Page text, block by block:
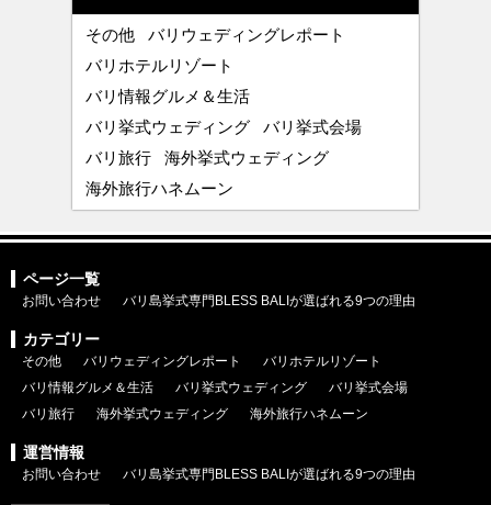
その他
バリウェディングレポート
バリホテルリゾート
バリ情報グルメ＆生活
バリ挙式ウェディング
バリ挙式会場
バリ旅行
海外挙式ウェディング
海外旅行ハネムーン
ページ一覧
お問い合わせ バリ島挙式専門BLESS BALIが選ばれる9つの理由
カテゴリー
その他 バリウェディングレポート
バリホテルリゾート
バリ情報グルメ＆生活
バリ挙式ウェディング
バリ挙式会場
バリ旅行
海外挙式ウェディング 海外旅行ハネムーン
運営情報
お問い合わせ バリ島挙式専門BLESS BALIが選ばれる9つの理由